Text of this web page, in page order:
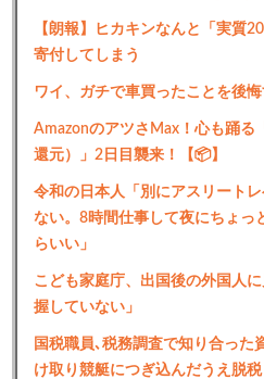
【朗報】ヒカキンなんと「実質
寄付してしまう
ワイ、ガチで車買ったことを後悔
AmazonのアツさMax！心も踊る
還元）」2日目襲来！【📦】
令和の日本人「別にアスリート
ない。8時間仕事して夜にちょっ
らいい」
こども家庭庁、出国後の外国人
握していない」
国税職員､税務調査で知り合った
け取り競艇につぎ込んだうえ脱